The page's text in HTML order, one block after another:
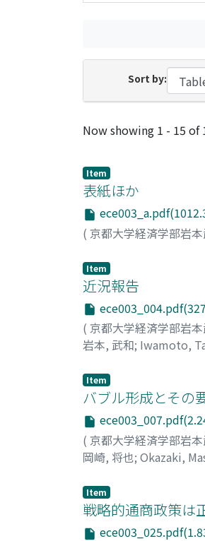
Sort by:
Recent
Now showing 1 - 15 of
Item
表紙ほか
( 京都大学経済学部岩
Item
近況報告
( 京都大学経済学部岩
岩本, 武和; Iwamoto,
Item
バブル形成とその
( 京都大学経済学部岩
岡崎, 将也; Okazaki,
Item
戦略的通商政策は